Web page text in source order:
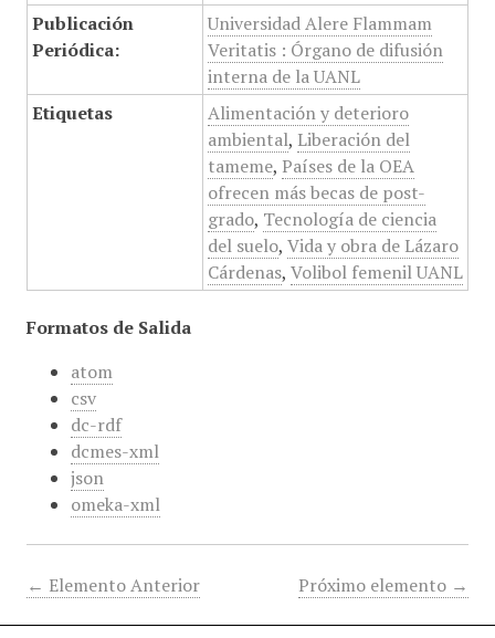
Publicación
Periódica:
Universidad Alere Flammam
Veritatis : Órgano de difusión
interna de la UANL
Etiquetas
Alimentación y deterioro
ambiental, Liberación del
tameme, Países de la OEA
ofrecen más becas de post-
grado, Tecnología de ciencia
del suelo, Vida y obra de Lázaro
Cárdenas, Volibol femenil UANL
Formatos de Salida
atom
csv
dc-rdf
dcmes-xml
json
omeka-xml
← Elemento Anterior Próximo elemento →